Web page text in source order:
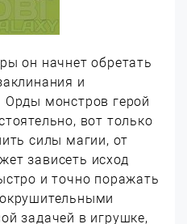
он начнет обретать
и
монстров герой
вот только
силы магии, от
зависеть исход
и точно поражать
задачей в игрушке,